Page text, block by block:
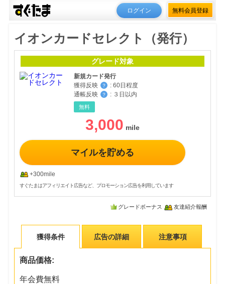
ログイン 無料会員登録
イオンカードセレクト（発行）
グレード対象
新規カード発行
獲得反映
？ : 60日程度
通帳反映
？ : ３日以内
無料
3,000
マイルを貯める
+300mile
すぐたまはアフィリエイト広告など、プロモーション広告を利用しています
グレードボーナス 友達紹介報酬
獲得条件 広告の詳細 注意事項
商品価格:
年会費無料